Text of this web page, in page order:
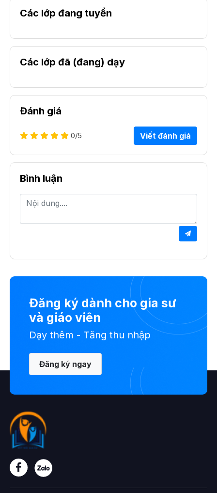
Các lớp đang tuyển
Các lớp đã (đang) dạy
Đánh giá
0/5 Viết đánh giá
Bình luận
Đăng ký dành cho gia sư
và giáo viên
Dạy thêm - Tăng thu nhập
Đăng ký ngay